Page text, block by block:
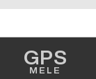
GPS
MELE